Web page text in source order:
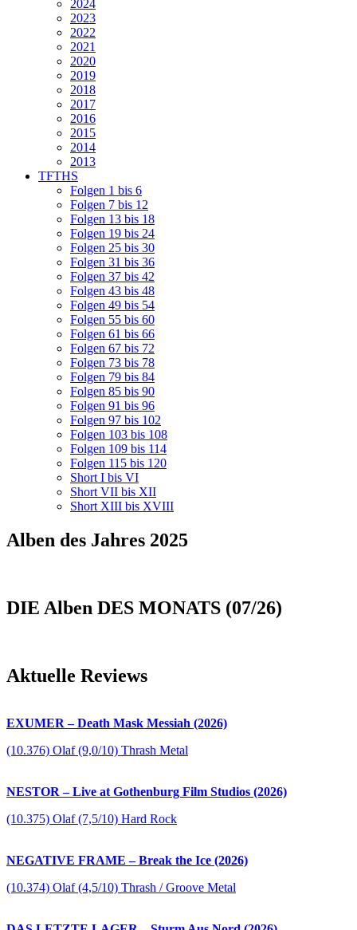
2024
2023
2022
2021
2020
2019
2018
2017
2016
2015
2014
2013
TFTHS
Folgen 1 bis 6
Folgen 7 bis 12
Folgen 13 bis 18
Folgen 19 bis 24
Folgen 25 bis 30
Folgen 31 bis 36
Folgen 37 bis 42
Folgen 43 bis 48
Folgen 49 bis 54
Folgen 55 bis 60
Folgen 61 bis 66
Folgen 67 bis 72
Folgen 73 bis 78
Folgen 79 bis 84
Folgen 85 bis 90
Folgen 91 bis 96
Folgen 97 bis 102
Folgen 103 bis 108
Folgen 109 bis 114
Folgen 115 bis 120
Short I bis VI
Short VII bis XII
Short XIII bis XVIII
Alben des Jahres 2025
DIE Alben DES MONATS (07/26)
Aktuelle Reviews
EXUMER – Death Mask Messiah (2026)
(10.376) Olaf (9,0/10) Thrash Metal
NESTOR – Live at Gothenburg Film Studios (2026)
(10.375) Olaf (7,5/10) Hard Rock
NEGATIVE FRAME – Break the Ice (2026)
(10.374) Olaf (4,5/10) Thrash / Groove Metal